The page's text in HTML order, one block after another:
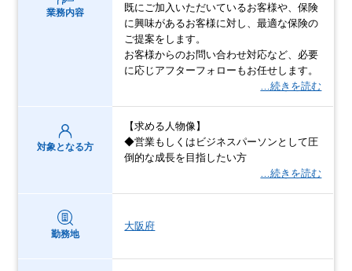
業務内容
既にご加入いただいているお客様や、保険
に興味があるお客様に対し、最適な保険の
ご提案をします。
お客様からのお問い合わせ対応など、必要
に応じアフターフォローもお任せします。
…続きを読む
対象となる方
【求める人物像】
◆営業もしくはビジネスパーソンとして圧
倒的な成長を目指したい方
…続きを読む
勤務地
大阪府